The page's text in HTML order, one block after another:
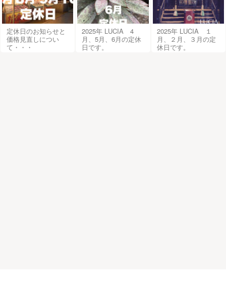
定休日のお知らせと
価格見直しについ
て・・・
2025年 LUCIA 4
月、5月、6月の定休
日です。
2025年 LUCIA １
月、２月、３月の定
休日です。